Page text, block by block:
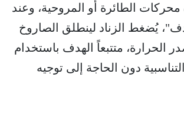
محركات الطائرة أو المروحية، وعند
يُضغط الزناد لينطلق الصاروخ
الحرارة، متتبعاً الهدف باستخدام
دون الحاجة إلى توجيه